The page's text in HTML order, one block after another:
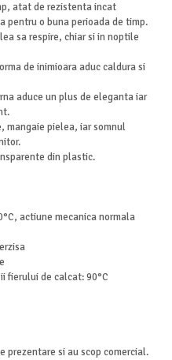
atat de rezistenta incat
pentru o buna perioada de timp.
sa respire, chiar si in noptile
de inimioara aduc caldura si
aduce un plus de eleganta iar
mangaie pielea, iar somnul
din plastic.
actiune mecanica normala
fierului de calcat: 90°C
prezentare si au scop comercial.